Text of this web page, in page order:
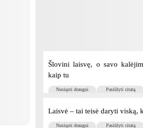
Šlovini laisvę, o savo
kaip tu
Nusiųsti draugui Pasiūlyti citatą
Laisvė – tai teisė daryti viską,
Nusiųsti draugui Pasiūlyti citatą